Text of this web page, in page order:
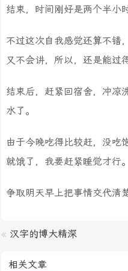
结束，时间刚好是两个半小
不过这次自我感觉还算不错
又不会讲，所以，还是能过
结束后，赶紧回宿舍，冲凉
水了。
由于今晚吃得比较赶，没吃
就饿了，我要赶紧睡觉才行。
争取明天早上把事情交代清
« 汉字的博大精深
相关文章